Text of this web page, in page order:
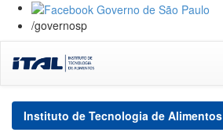
/governosp
navigation
Instituto de Tecnologia de Alimentos